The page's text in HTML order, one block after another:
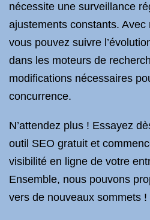
nécessite une surveillance
ajustements constants.
vous pouvez suivre
dans les moteurs de
modifications nécessaires
concurrence.
N’attendez plus ! Essayez
outil SEO gratuit et
visibilité en ligne de votre
Ensemble, nous pouvons
vers de nouveaux sommets !